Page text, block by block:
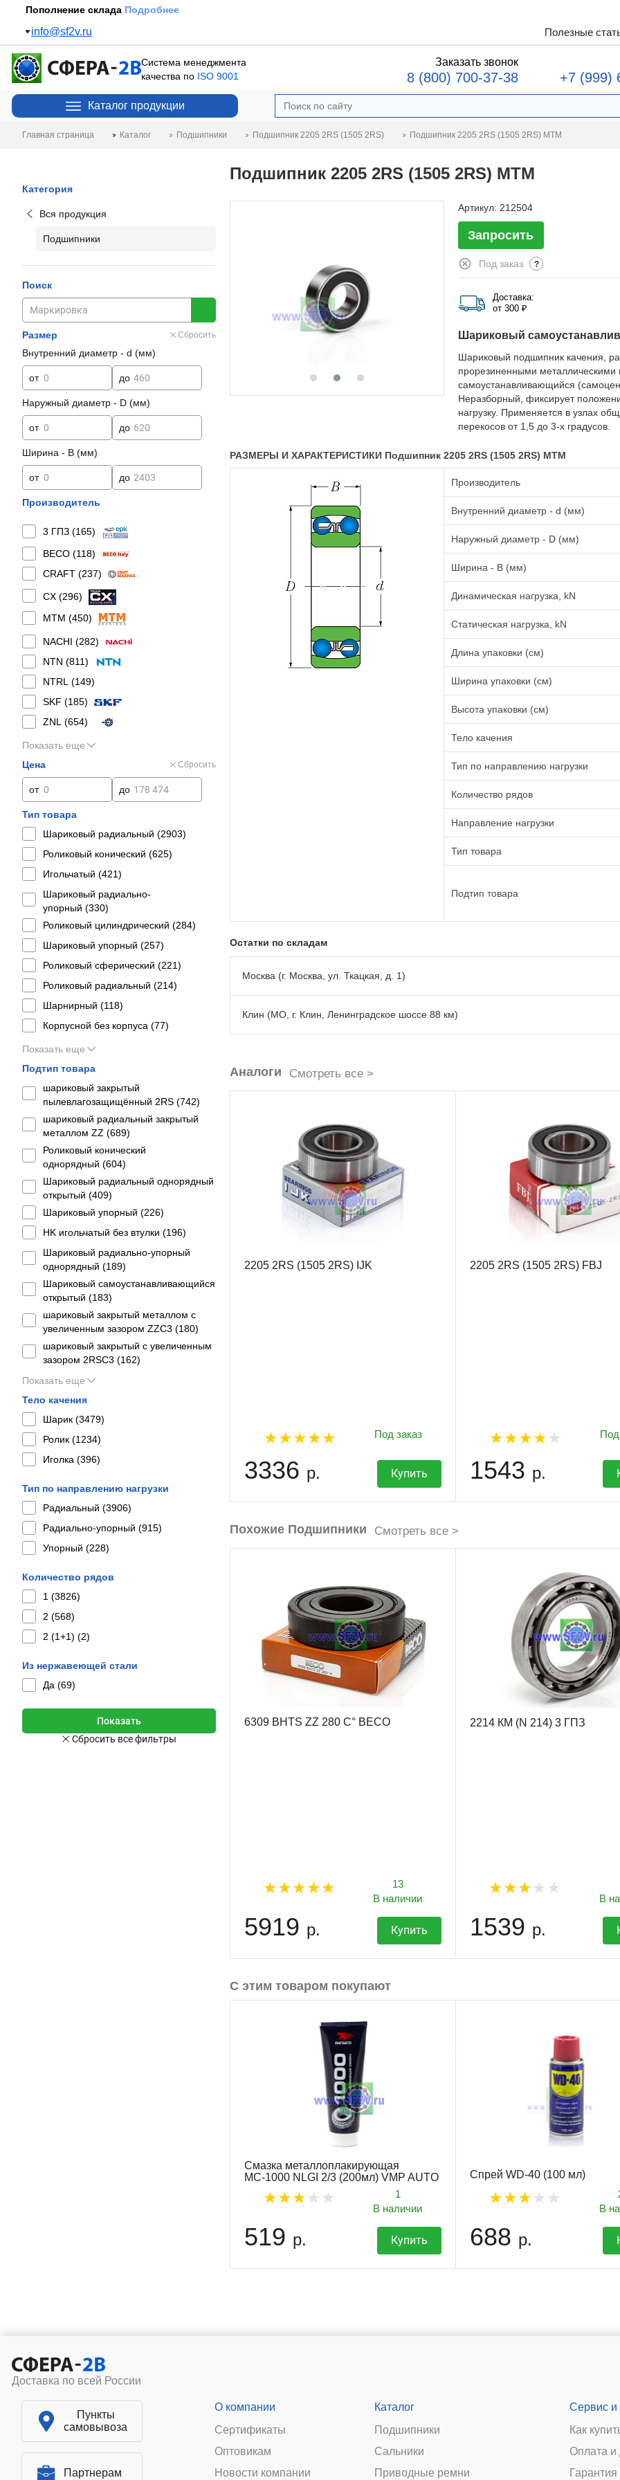
Пополнение склада Подробнее
info@sf2v.ru Полезные
Система менеджмента
качества по ISO 9001
Заказать звонок
8 (800) 700-37-38 +7 (999)
Каталог продукции
Главная страница Каталог Подшипники Подшипник 2205 2RS (1505 2RS) Подшипник 2205 2RS (1505 2RS) MTM
Категория
Вся продукция
Подшипники
Поиск
Размер Сбросить
Внутренний диаметр - d (мм)
от до
Наружный диаметр - D (мм)
от до
Ширина - B (мм)
от до
Производитель
3 ГПЗ (165)
BECO (118)
CRAFT (237)
CX (296)
MTM (450)
NACHI (282)
NTN (811)
NTRL (149)
SKF (185)
ZNL (654)
Показать еще
Цена
Сбросить
от до
Тип товара
Шариковый радиальный (2903)
Роликовый конический (625)
Игольчатый (421)
Шариковый радиально-
упорный (330)
Роликовый цилиндрический (284)
Шариковый упорный (257)
Роликовый сферический (221)
Роликовый радиальный (214)
Шарнирный (118)
Корпусной без корпуса (77)
Показать еще
Подтип товара
шариковый закрытый
пылевлагозащищённый 2RS (742)
шариковый радиальный закрытый
металлом ZZ (689)
Роликовый конический
однорядный (604)
Шариковый радиальный однорядный
открытый (409)
Шариковый упорный (226)
HK игольчатый без втулки (196)
Шариковый радиально-упорный
однорядный (189)
Шариковый самоустанавливающийся
открытый (183)
шариковый закрытый металлом с
увеличенным зазором ZZC3 (180)
шариковый закрытый с увеличенным
зазором 2RSС3 (162)
Показать еще
Тело качения
Шарик (3479)
Ролик (1234)
Иголка (396)
Тип по направлению нагрузки
Радиальный (3906)
Радиально-упорный (915)
Упорный (228)
Количество рядов
1 (3826)
2 (568)
2 (1+1) (2)
Из нержавеющей стали
Да (69)
Подшипник 2205 2RS (1505 2RS) MTM
Артикул: 212504
Запросить
Под заказ ?
Доставка:
от 300 ₽
Шариковый
Шариковый подшипник качения,
прорезиненными
самоустанавливающийся
Неразборный, фиксирует
нагрузку. Применяется в узлах
перекосов от 1,5 до 3-х градусов.
РАЗМЕРЫ И ХАРАКТЕРИСТИКИ Подшипник 2205 2RS (1505 2RS) MTM
Производитель
Внутренний диаметр - d (мм)
Наружный диаметр - D (мм)
Ширина - B (мм)
Динамическая нагрузка, kN
Статическая нагрузка, kN
Длина упаковки (см)
Ширина упаковки (см)
Высота упаковки (см)
Тело качения
Тип по направлению нагрузки
Количество рядов
Направление нагрузки
Тип товара
Подтип товара
Остатки по складам
Москва (г. Москва, ул. Ткацкая, д. 1)
Клин (МО, г. Клин, Ленинградское шоссе 88 км)
Аналоги Смотреть все >
2205 2RS (1505 2RS) IJK
Под заказ
3336 р. Купить
2205 2RS (1505 2RS) FBJ
Под
1543 р.
Похожие Подшипники Смотреть все >
6309 BHTS ZZ 280 C° BECO
13
В наличии
5919 р. Купить
2214 КМ (N 214) 3 ГПЗ
В
1539 р.
С этим товаром покупают
Смазка металлоплакирующая
МС-1000 NLGI 2/3 (200мл) VMP AUTO
1
В наличии
519 р. Купить
Спрей WD-40 (100 мл)
В
688 р.
Доставка по всей России
Пункты
самовывоза
Партнерам
О компании
Сертификаты
Оптовикам
Новости компании
Каталог
Подшипники
Сальники
Приводные ремни
Сервис и
Как
Оплата и